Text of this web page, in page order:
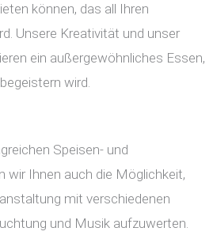
können, das all Ihren
Unsere Kreativität und unser
ein außergewöhnliches Essen,
wird.
Speisen- und
wir Ihnen auch die Möglichkeit,
mit verschiedenen
und Musik aufzuwerten.